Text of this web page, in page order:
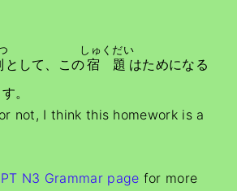
として、この宿題
しゅくだい
はためになる
。
not, I think this homework is a
N3 Grammar page for more